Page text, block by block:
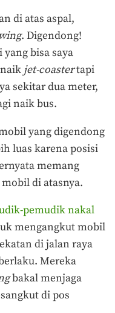
di atas aspal,
. Digendong!
bisa saya
jet-coastertapi
sekitar dua meter,
naik bus.
yang digendong
luas karena posisi
memang
di atasnya.
pemudik nakal
mengangkut mobil
di jalan raya
Mereka
bakal menjaga
di pos